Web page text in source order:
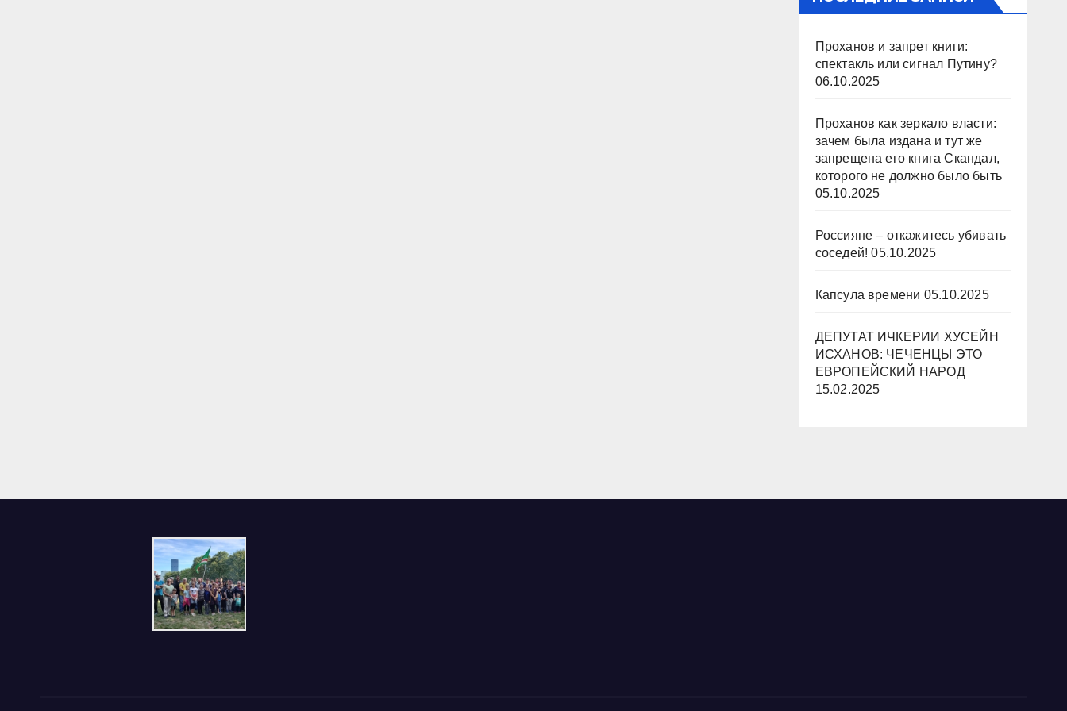
Проханов и запрет книги:
спектакль или сигнал Путину?
06.10.2025
Проханов как зеркало власти:
зачем была издана и тут же
запрещена его книга Скандал,
которого не должно было быть
05.10.2025
Россияне – откажитесь убивать
соседей! 05.10.2025
Капсула времени 05.10.2025
ДЕПУТАТ ИЧКЕРИИ ХУСЕЙН
ИСХАНОВ: ЧЕЧЕНЦЫ ЭТО
ЕВРОПЕЙСКИЙ НАРОД
15.02.2025